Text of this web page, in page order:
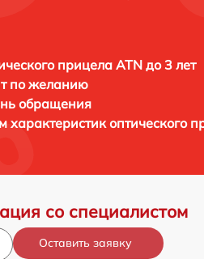
прицела ATN до 3 лет
по желанию
обращения
оптического
со специалистом
Оставить заявку